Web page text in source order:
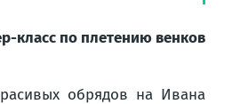
класс по плетению венков
обрядов на Ивана